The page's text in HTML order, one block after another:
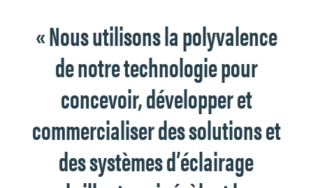
« Nous utilisons la polyvalence
de notre technologie pour
concevoir, développer et
commercialiser des solutions et
des systèmes d’éclairage